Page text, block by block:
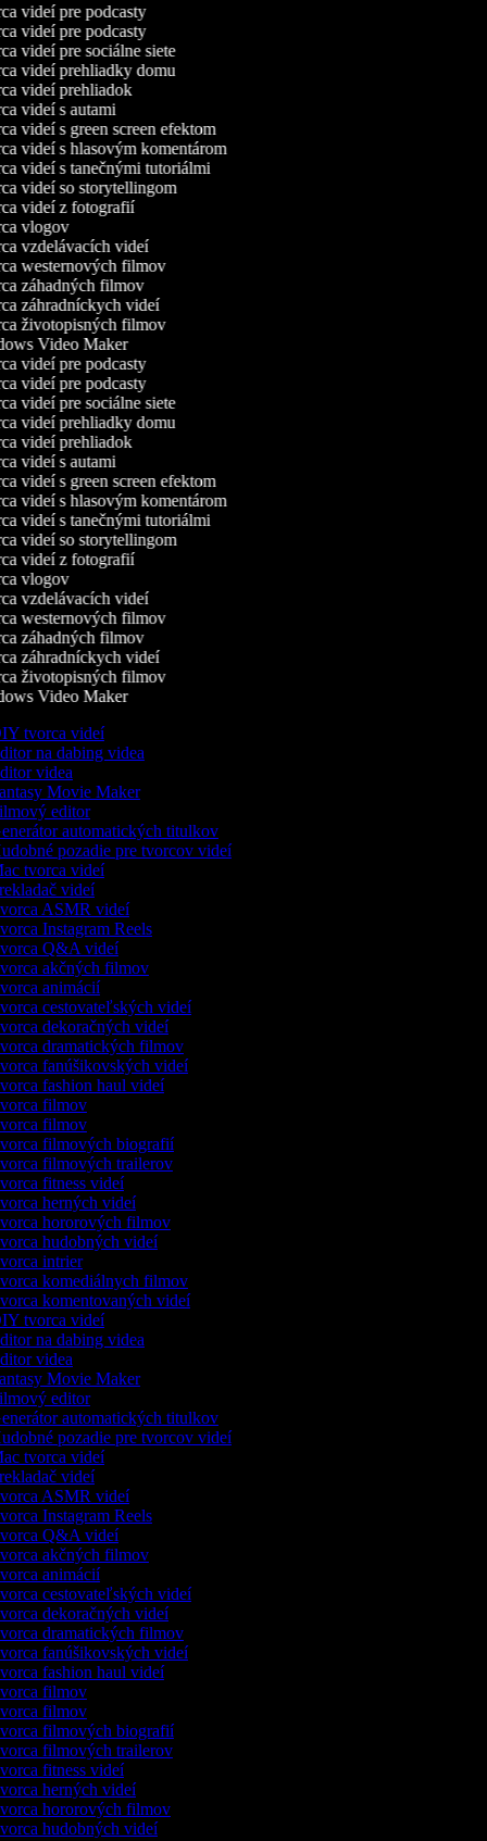
videí pre podcasty
videí pre podcasty
videí pre sociálne siete
videí prehliadky domu
videí prehliadok
videí s autami
videí s green screen efektom
videí s hlasovým komentárom
videí s tanečnými tutoriálmi
videí so storytellingom
videí z fotografií
vlogov
vzdelávacích videí
westernových filmov
záhadných filmov
záhradníckych videí
životopisných filmov
Video Maker
videí pre podcasty
videí pre podcasty
videí pre sociálne siete
videí prehliadky domu
videí prehliadok
videí s autami
videí s green screen efektom
videí s hlasovým komentárom
videí s tanečnými tutoriálmi
videí so storytellingom
videí z fotografií
vlogov
vzdelávacích videí
westernových filmov
záhadných filmov
záhradníckych videí
životopisných filmov
Video Maker
tvorca videí
na dabing videa
videa
Movie Maker
editor
automatických titulkov
pozadie pre tvorcov videí
tvorca videí
videí
ASMR videí
Instagram Reels
Q&A videí
akčných filmov
animácií
cestovateľských videí
dekoračných videí
dramatických filmov
fanúšikovských videí
fashion haul videí
filmov
filmov
filmových biografií
filmových trailerov
fitness videí
herných videí
hororových filmov
hudobných videí
intrier
komediálnych filmov
komentovaných videí
tvorca videí
na dabing videa
videa
Movie Maker
editor
automatických titulkov
pozadie pre tvorcov videí
tvorca videí
videí
ASMR videí
Instagram Reels
Q&A videí
akčných filmov
animácií
cestovateľských videí
dekoračných videí
dramatických filmov
fanúšikovských videí
fashion haul videí
filmov
filmov
filmových biografií
filmových trailerov
fitness videí
herných videí
hororových filmov
hudobných videí